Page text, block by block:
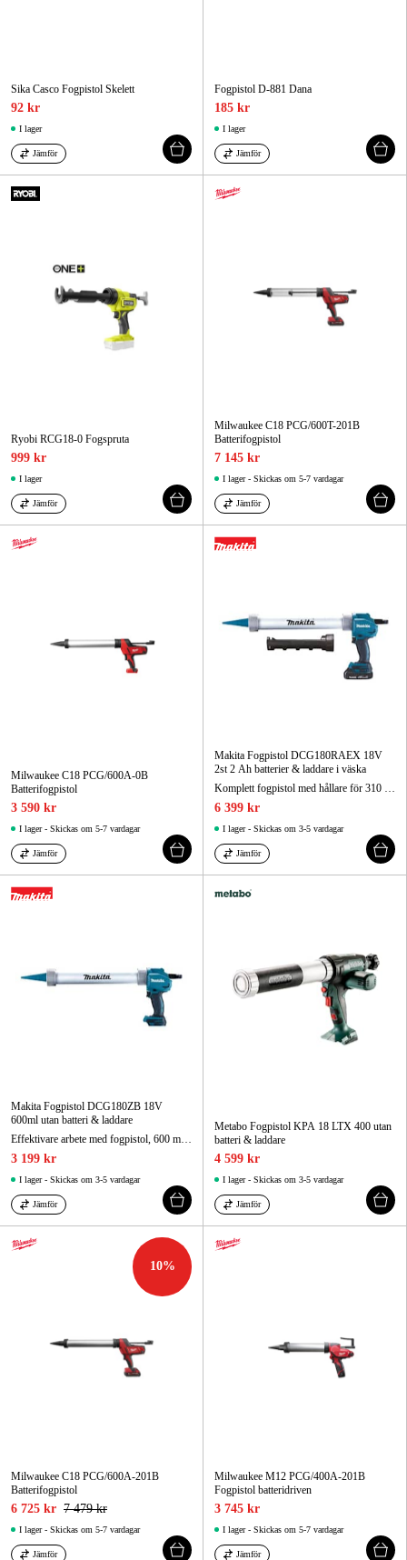
Sika Casco Fogpistol Skelett
92 kr
I lager
Jämför
Fogpistol D-881 Dana
185 kr
I lager
Jämför
Ryobi RCG18-0 Fogspruta
999 kr
I lager
Jämför
Milwaukee C18 PCG/600T-201B
Batterifogpistol
7 145 kr
I lager - Skickas om 5-7 vardagar
Jämför
Milwaukee C18 PCG/600A-0B
Batterifogpistol
3 590 kr
I lager - Skickas om 5-7 vardagar
Jämför
Makita Fogpistol DCG180RAEX 18V
2st 2 Ah batterier & laddare i väska
Komplett fogpistol med hållare för 310 ml och 600 ml.
6 399 kr
I lager - Skickas om 3-5 vardagar
Jämför
Makita Fogpistol DCG180ZB 18V
600ml utan batteri & laddare
3 199 kr
I lager - Skickas om 3-5 vardagar
Jämför
Metabo Fogpistol KPA 18 LTX 400 utan
batteri & laddare
4 599 kr
I lager - Skickas om 3-5 vardagar
Jämför
10%
Milwaukee C18 PCG/600A-201B
Batterifogpistol
6 725 kr 7 479 kr
I lager - Skickas om 5-7 vardagar
Jämför
Milwaukee M12 PCG/400A-201B
Fogpistol batteridriven
3 745 kr
I lager - Skickas om 5-7 vardagar
Jämför